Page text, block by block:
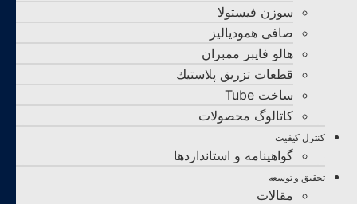
سوزن فیستولا
صافی همودیالیز
هالو فایبر ممبران
قطعات تزريق پلاستيك
ساخت Tube
کاتالوگ محصولات
کنترل کیفیت
گواهينامه و استانداردها
تحقيق و توسعه
مقالات